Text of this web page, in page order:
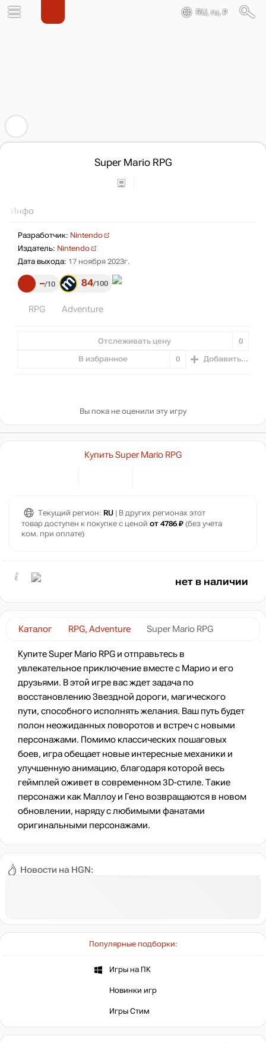
RU, ru, ₽
Super Mario RPG
Инфо
Разработчик: Nintendo
Издатель: Nintendo
Дата выхода: 17 ноября 2023г.
– 10 84 100
RPG Adventure
Отслеживать цену 0
В избранное 0 Добавить...
Вы пока не оценили эту игру
Новости на HGN:
Популярные подборки:
Игры на ПК
Новинки игр
Игры Стим
Каталог RPG, Adventure Super Mario RPG
Купите Super Mario RPG и отправьтесь в
увлекательное приключение вместе с Марио и его
друзьями. В этой игре вас ждет задача по
восстановлению Звездной дороги, магического
пути, способного исполнять желания. Ваш путь будет
полон неожиданных поворотов и встреч с новыми
персонажами. Помимо классических пошаговых
боев, игра обещает новые интересные механики и
улучшенную анимацию, благодаря которой весь
геймплей оживет в современном 3D-стиле. Такие
персонажи как Маллоу и Гено возвращаются в новом
обновлении, наряду с любимыми фанатами
оригинальными персонажами.
Купить Super Mario RPG
Текущий регион: RU | В других регионах этот
товар доступен к покупке с ценой от 4786 ₽ (без учета
ком. при оплате)
нет в наличии